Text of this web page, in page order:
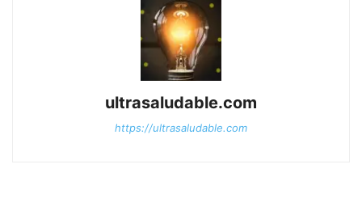
ultrasaludable.com
https://ultrasaludable.com